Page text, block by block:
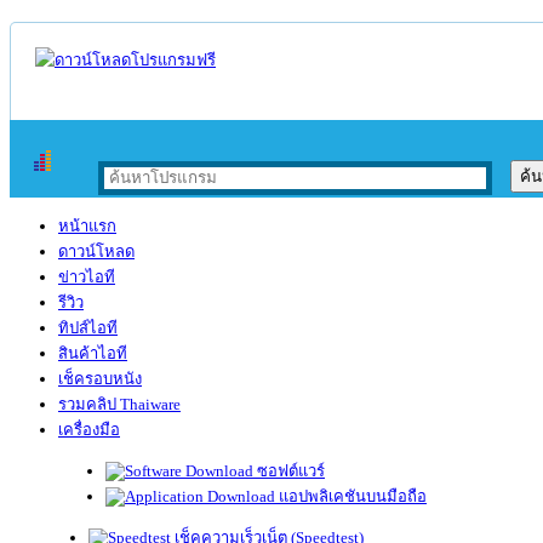
หน้าแรก
ดาวน์โหลด
ข่าวไอที
รีวิว
ทิปส์ไอที
สินค้าไอที
เช็ครอบหนัง
รวมคลิป Thaiware
เครื่องมือ
ซอฟต์แวร์
แอปพลิเคชันบนมือถือ
เช็คความเร็วเน็ต (Speedtest)